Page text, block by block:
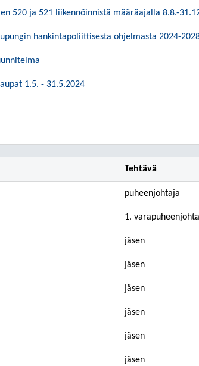
520 ja 521 liikennöinnistä määräajalla 8.8.-
hankintapoliittisesta ohjelmasta 2024-
1.5. - 31.5.2024
Tehtävä
puheenjohtaja
1.
jäsen
jäsen
jäsen
jäsen
jäsen
jäsen